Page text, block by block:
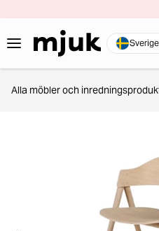
Sverige
Alla möbler och